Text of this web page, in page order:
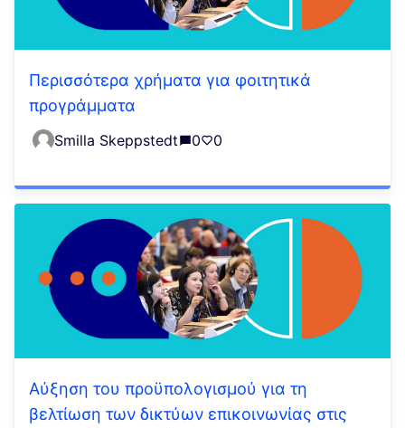
Περισσότερα χρήματα για φοιτητικά
προγράμματα
Smilla Skeppstedt 0 0
Αύξηση του προϋπολογισμού για τη
βελτίωση των δικτύων επικοινωνίας στις